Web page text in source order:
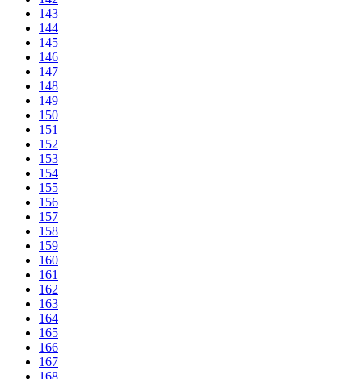
143
144
145
146
147
148
149
150
151
152
153
154
155
156
157
158
159
160
161
162
163
164
165
166
167
168